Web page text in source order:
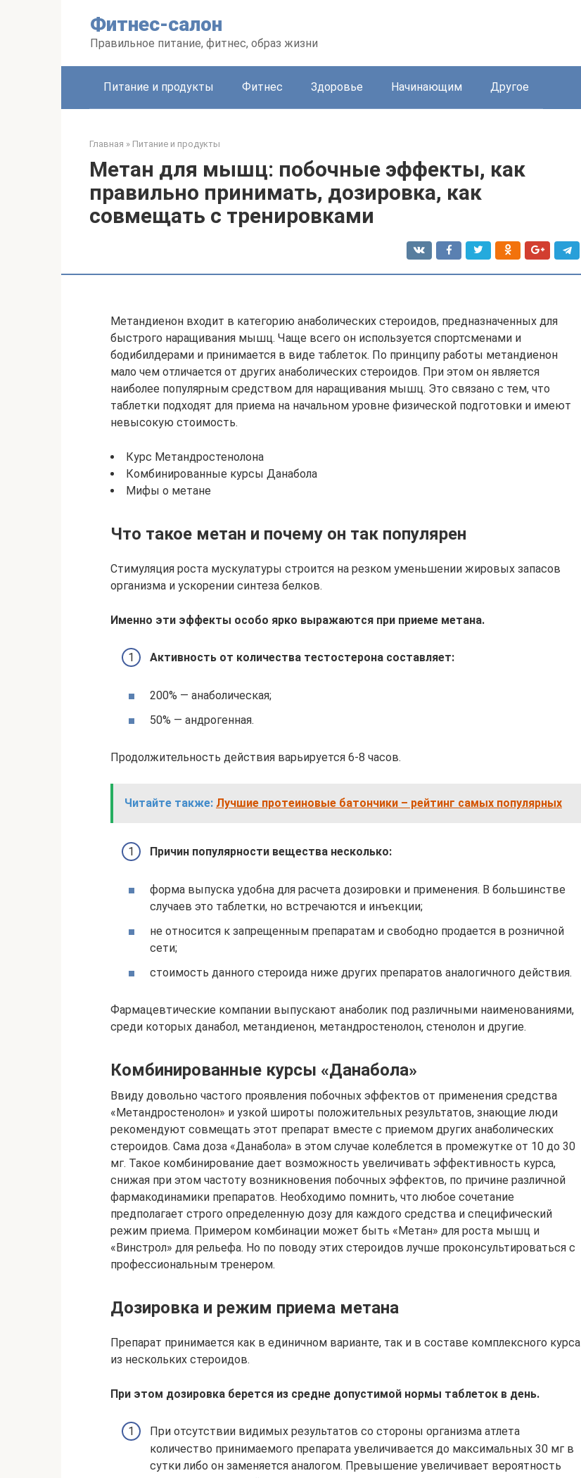
Фитнес-салон
Правильное питание, фитнес, образ жизни
Питание и продукты Фитнес Здоровье Начинающим Другое
Главная » Питание и продукты
Метан для мышц: побочные эффекты, как
правильно принимать, дозировка, как
совмещать с тренировками
Метандиенон входит в категорию анаболических стероидов, предназначенных для
быстрого наращивания мышц. Чаще всего он используется спортсменами и
бодибилдерами и принимается в виде таблеток. По принципу работы метандиенон
мало чем отличается от других анаболических стероидов. При этом он является
наиболее популярным средством для наращивания мышц. Это связано с тем, что
таблетки подходят для приема на начальном уровне физической подготовки и имеют
невысокую стоимость.
Курс Метандростенолона
Комбинированные курсы Данабола
Мифы о метане
Что такое метан и почему он так популярен
Стимуляция роста мускулатуры строится на резком уменьшении жировых запасов
организма и ускорении синтеза белков.
Именно эти эффекты особо ярко выражаются при приеме метана.
Активность от количества тестостерона составляет:
200% — анаболическая;
50% — андрогенная.
Продолжительность действия варьируется 6-8 часов.
Читайте также: Лучшие протеиновые батончики – рейтинг самых популярных
Причин популярности вещества несколько:
форма выпуска удобна для расчета дозировки и применения. В большинстве
случаев это таблетки, но встречаются и инъекции;
не относится к запрещенным препаратам и свободно продается в розничной
сети;
стоимость данного стероида ниже других препаратов аналогичного действия.
Фармацевтические компании выпускают анаболик под различными наименованиями,
среди которых данабол, метандиенон, метандростенолон, стенолон и другие.
Комбинированные курсы «Данабола»
Ввиду довольно частого проявления побочных эффектов от применения средства
«Метандростенолон» и узкой широты положительных результатов, знающие люди
рекомендуют совмещать этот препарат вместе с приемом других анаболических
стероидов. Сама доза «Данабола» в этом случае колеблется в промежутке от 10 до 30
мг. Такое комбинирование дает возможность увеличивать эффективность курса,
снижая при этом частоту возникновения побочных эффектов, по причине различной
фармакодинамики препаратов. Необходимо помнить, что любое сочетание
предполагает строго определенную дозу для каждого средства и специфический
режим приема. Примером комбинации может быть «Метан» для роста мышц и
«Винстрол» для рельефа. Но по поводу этих стероидов лучше проконсультироваться с
профессиональным тренером.
Дозировка и режим приема метана
Препарат принимается как в единичном варианте, так и в составе комплексного курса
из нескольких стероидов.
При этом дозировка берется из средне допустимой нормы таблеток в день.
При отсутствии видимых результатов со стороны организма атлета
количество принимаемого препарата увеличивается до максимальных 30 мг в
сутки либо он заменяется аналогом. Превышение увеличивает вероятность